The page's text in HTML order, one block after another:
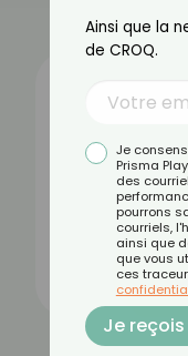
Ainsi que la
de CROQ.
Je
Prisma
des
pourrons
courriels,
ainsi que
que vous
ces
Je